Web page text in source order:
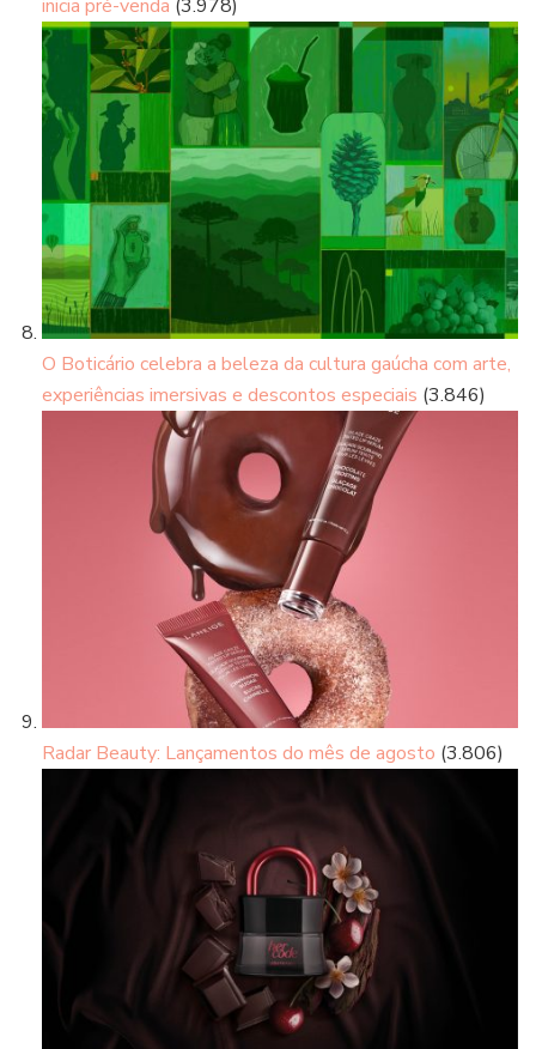
inicia pré-venda (3.978)
O Boticário celebra a beleza da cultura gaúcha com arte,
experiências imersivas e descontos especiais (3.846)
Radar Beauty: Lançamentos do mês de agosto (3.806)